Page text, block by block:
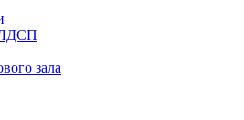
ЛДСП
зала